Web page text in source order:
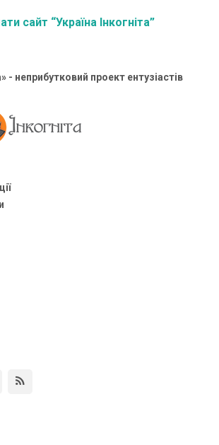
сайт “Україна Інкогніта”
- неприбутковий проект ентузіастів